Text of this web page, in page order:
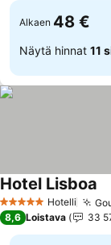
Alkaen 48 €
Näytä hinnat 11
5 Tähtiluokitus
Hotelli
Hotel Lisboa
8,6 Loistava 33